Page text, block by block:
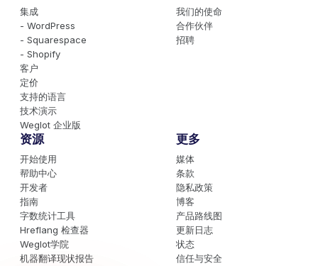
集成
- WordPress
- Squarespace
- Shopify
客户
定价
支持的语言
技术演示
Weglot 企业版
我们的使命
合作伙伴
招聘
资源
开始使用
帮助中心
开发者
指南
字数统计工具
Hreflang 检查器
Weglot学院
机器翻译现状报告
更多
媒体
条款
隐私政策
博客
产品路线图
更新日志
状态
信任与安全